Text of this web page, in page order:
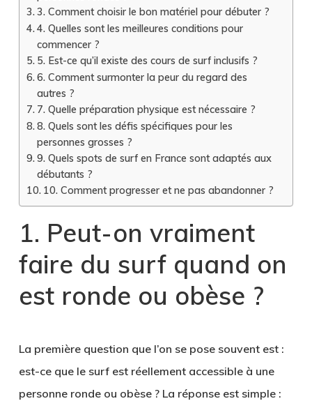
3. Comment choisir le bon matériel pour débuter ?
4. Quelles sont les meilleures conditions pour
commencer ?
5. Est-ce qu’il existe des cours de surf inclusifs ?
6. Comment surmonter la peur du regard des
autres ?
7. Quelle préparation physique est nécessaire ?
8. Quels sont les défis spécifiques pour les
personnes grosses ?
9. Quels spots de surf en France sont adaptés aux
débutants ?
10. Comment progresser et ne pas abandonner ?
1. Peut-on vraiment
faire du surf quand on
est ronde ou obèse ?
La première question que l’on se pose souvent est :
est-ce que le surf est réellement accessible à une
personne ronde ou obèse ? La réponse est simple :